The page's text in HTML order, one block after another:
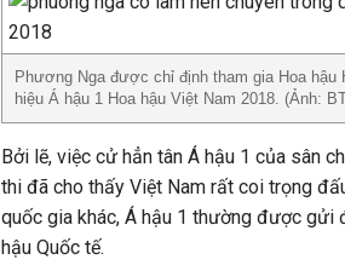
Phương Nga được chỉ định tham gia Hoa
hiệu Á hậu 1 Hoa hậu Việt Nam 2018. (Ảnh:
Bởi lẽ, việc cử hẳn tân Á hậu 1 của sân
thi đã cho thấy Việt Nam rất coi trọng
quốc gia khác, Á hậu 1 thường được
hậu Quốc tế.